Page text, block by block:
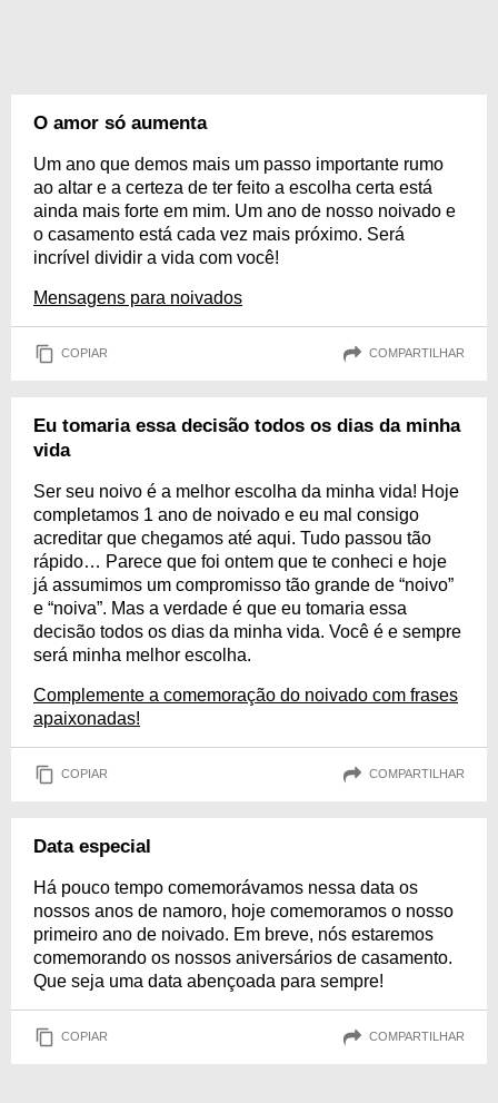
O amor só aumenta
Um ano que demos mais um passo importante rumo
ao altar e a certeza de ter feito a escolha certa está
ainda mais forte em mim. Um ano de nosso noivado e
o casamento está cada vez mais próximo. Será
incrível dividir a vida com você!
Mensagens para noivados
COPIAR COMPARTILHAR
Eu tomaria essa decisão todos os dias da minha
vida
Ser seu noivo é a melhor escolha da minha vida! Hoje
completamos 1 ano de noivado e eu mal consigo
acreditar que chegamos até aqui. Tudo passou tão
rápido… Parece que foi ontem que te conheci e hoje
já assumimos um compromisso tão grande de “noivo”
e “noiva”. Mas a verdade é que eu tomaria essa
decisão todos os dias da minha vida. Você é e sempre
será minha melhor escolha.
Complemente a comemoração do noivado com frases
apaixonadas!
COPIAR COMPARTILHAR
Data especial
Há pouco tempo comemorávamos nessa data os
nossos anos de namoro, hoje comemoramos o nosso
primeiro ano de noivado. Em breve, nós estaremos
comemorando os nossos aniversários de casamento.
Que seja uma data abençoada para sempre!
COPIAR COMPARTILHAR